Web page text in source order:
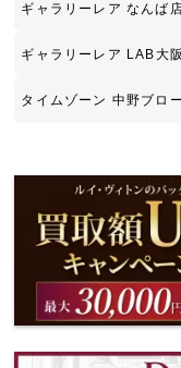
ギャラリーレア なんば
ギャラリーレア LAB大阪
タイムゾーン 中野ブロ